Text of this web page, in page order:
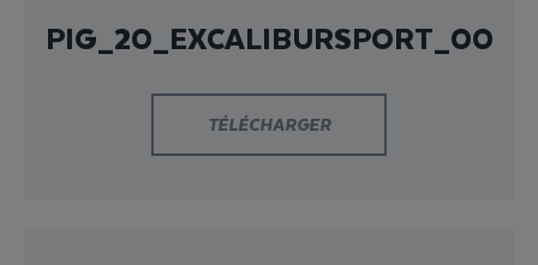
PIG_20_EXCALIBURSPORT_00
TÉLÉCHARGER